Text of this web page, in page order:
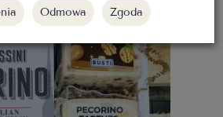
Odmowa Zgoda